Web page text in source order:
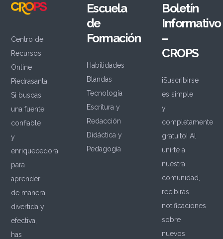
Centro de
Recursos
Online
Piedrasanta,
Si buscas
una fuente
confiable
y
enriquecedora
para
aprender
de manera
divertida y
efectiva,
has
Escuela
de
Formación
Habilidades
Blandas
Tecnología
Escritura y
Redacción
Didáctica y
Pedagogía
Boletín
Informativo
–
CROPS
¡Suscribirse
es simple
y
completamente
gratuito! Al
unirte a
nuestra
comunidad,
recibirás
notificaciones
sobre
nuevos